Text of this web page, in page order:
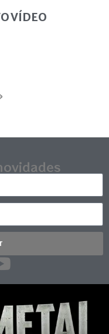
VÍDEO